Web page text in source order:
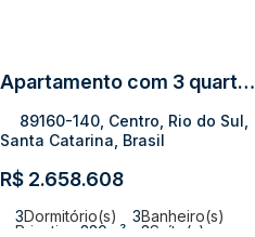
Apartamento com 3 quartos, Centro - Rio do Sul
R$ 2.658.608
89160-140, Centro, Rio do Sul,
Santa Catarina, Brasil
3Dormitório(s) 3Banheiro(s)
Privativo: 220m² 3Suíte(s)